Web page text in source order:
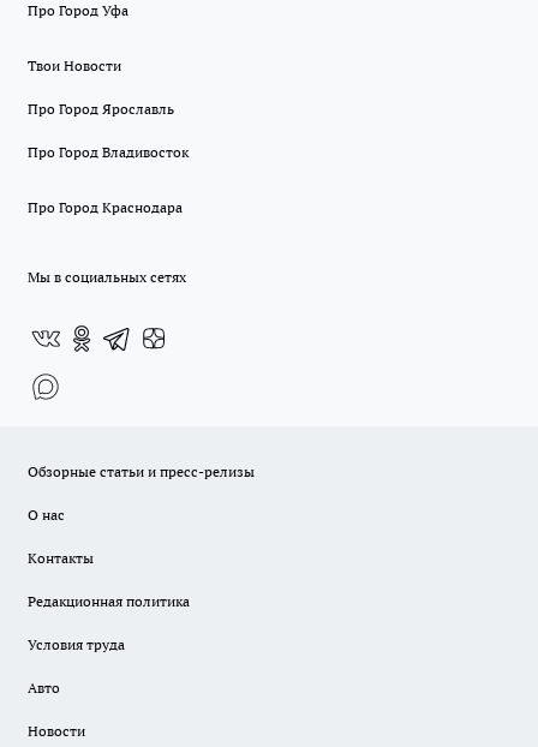
Про Город Уфа
Твои Новости
Про Город Ярославль
Про Город Владивосток
Про Город Краснодара
Мы в социальных сетях
Обзорные статьи и пресс-релизы
О нас
Контакты
Редакционная политика
Условия труда
Авто
Новости